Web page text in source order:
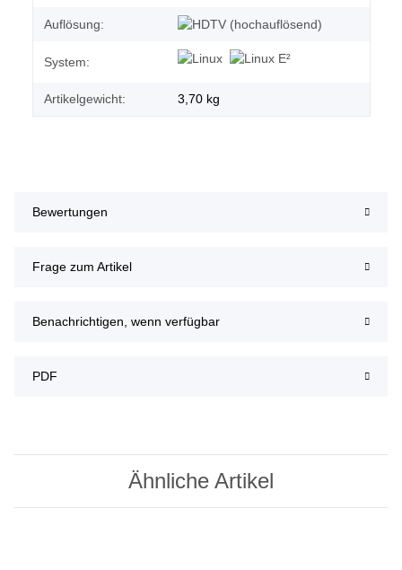
Auflösung:
System:
Artikelgewicht: 3,70 kg
Bewertungen
Frage zum Artikel
Benachrichtigen, wenn verfügbar
PDF
Ähnliche Artikel